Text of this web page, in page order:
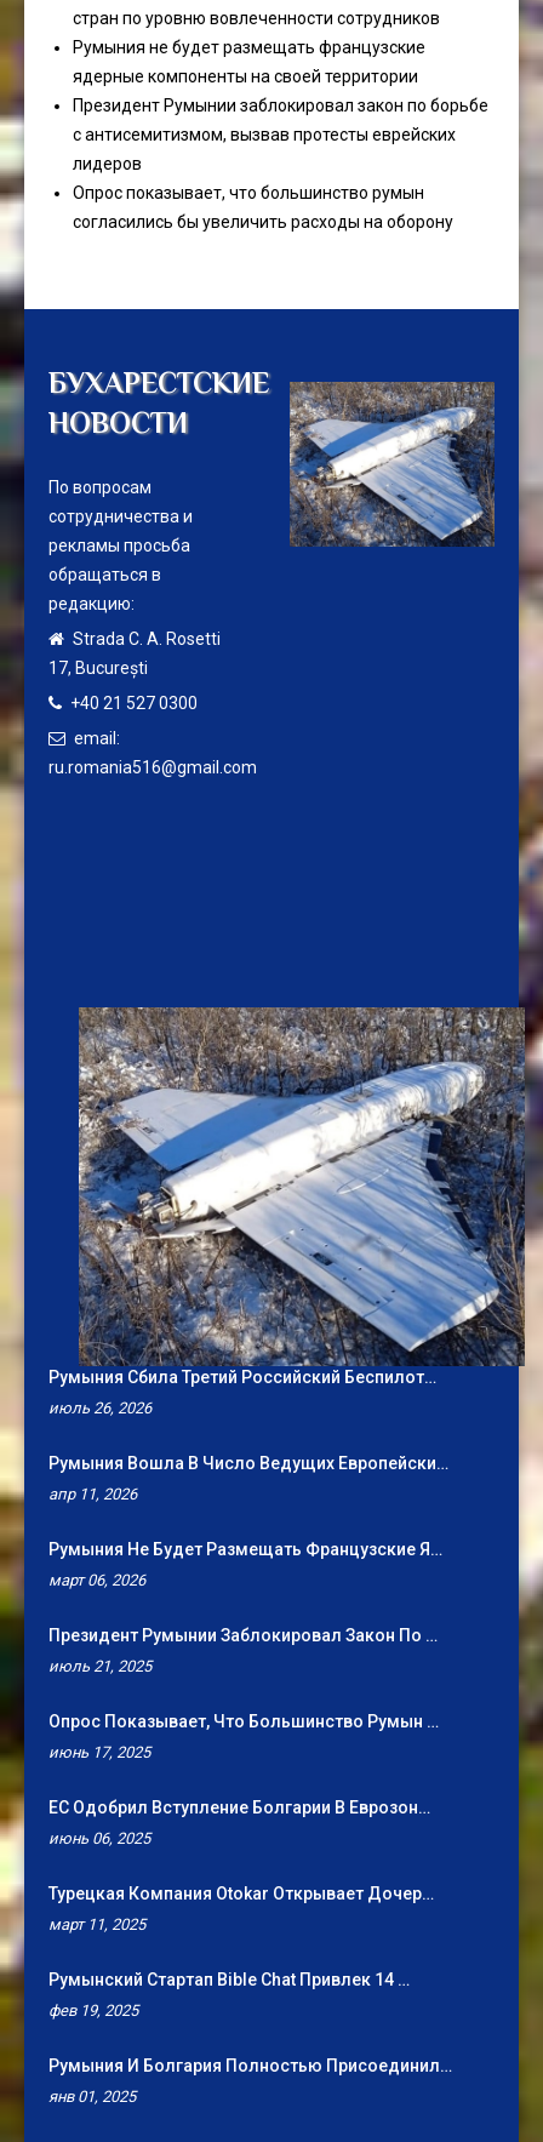
стран по уровню вовлеченности сотрудников
Румыния не будет размещать французские
ядерные компоненты на своей территории
Президент Румынии заблокировал закон по борьбе
с антисемитизмом, вызвав протесты еврейских
лидеров
Опрос показывает, что большинство румын
согласились бы увеличить расходы на оборону
БУХАРЕСТСКИЕ
НОВОСТИ
По вопросам
сотрудничества и
рекламы просьба
обращаться в
редакцию:
Strada C. A. Rosetti
17, București
+40 21 527 0300
email:
ru.romania516@gmail.com
Румыния Сбила Третий Российский Беспилот…
июль 26, 2026
Румыния Вошла В Число Ведущих Европейски…
апр 11, 2026
Румыния Не Будет Размещать Французские Я…
март 06, 2026
Президент Румынии Заблокировал Закон По …
июль 21, 2025
Опрос Показывает, Что Большинство Румын …
июнь 17, 2025
ЕС Одобрил Вступление Болгарии В Еврозон…
июнь 06, 2025
Турецкая Компания Otokar Открывает Дочер…
март 11, 2025
Румынский Стартап Bible Chat Привлек 14 …
фев 19, 2025
Румыния И Болгария Полностью Присоединил…
янв 01, 2025